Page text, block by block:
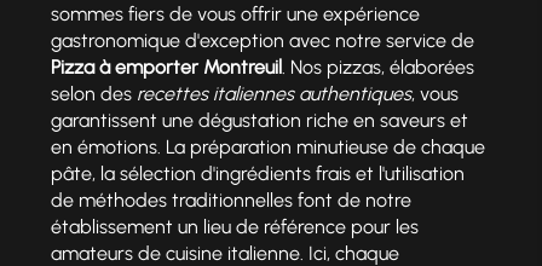
sommes fiers de vous offrir une expérience
gastronomique d'exception avec notre service de
Pizza à emporter Montreuil. Nos pizzas, élaborées
selon des recettes italiennes authentiques, vous
garantissent une dégustation riche en saveurs et
en émotions. La préparation minutieuse de chaque
pâte, la sélection d'ingrédients frais et l'utilisation
de méthodes traditionnelles font de notre
établissement un lieu de référence pour les
amateurs de cuisine italienne. Ici, chaque